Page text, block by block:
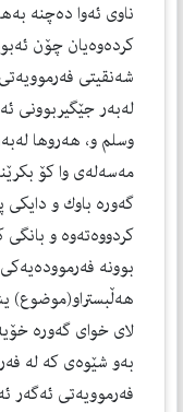
ناوی ئه‌وا ده‌چنه‌
كرده‌وه‌یان چۆن
شه‌نقیتی
له‌به‌ر جێگیربوونی
وسلم و، هه‌روها
مه‌سه‌له‌ی وا كۆ
گه‌وره‌ باوك و دایكی
كردووه‌ته‌وه‌ و بانگی
بوونه‌ فه‌رمووده‌یه‌كی
هه‌ڵبستراو(موضوع)
لای خوای گه‌وره‌
به‌و شێوه‌ی كه‌ له‌
فه‌رموویه‌تی ئه‌گه‌ر